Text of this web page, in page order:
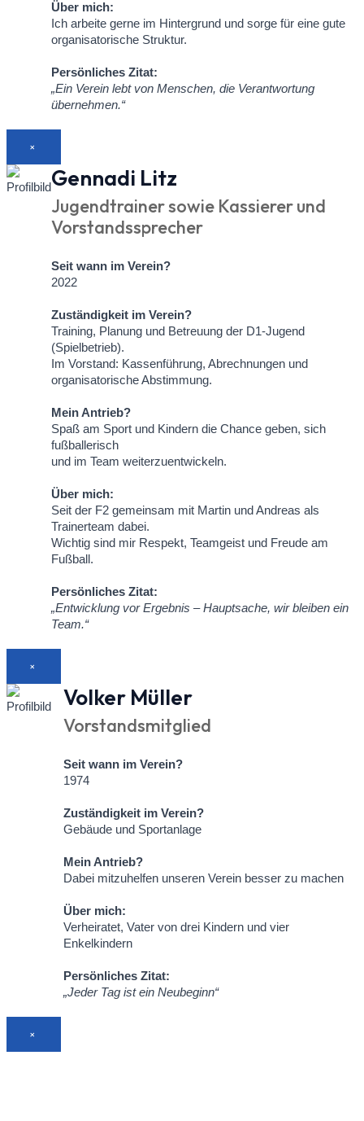
Über mich:
Ich arbeite gerne im Hintergrund und sorge für eine gute
organisatorische Struktur.
Persönliches Zitat:
„Ein Verein lebt von Menschen, die Verantwortung
übernehmen.“
×
Gennadi Litz
Jugendtrainer sowie Kassierer und
Vorstandssprecher
Seit wann im Verein?
2022
Zuständigkeit im Verein?
Training, Planung und Betreuung der D1-Jugend
(Spielbetrieb).
Im Vorstand: Kassenführung, Abrechnungen und
organisatorische Abstimmung.
Mein Antrieb?
Spaß am Sport und Kindern die Chance geben, sich
fußballerisch
und im Team weiterzuentwickeln.
Über mich:
Seit der F2 gemeinsam mit Martin und Andreas als
Trainerteam dabei.
Wichtig sind mir Respekt, Teamgeist und Freude am
Fußball.
Persönliches Zitat:
„Entwicklung vor Ergebnis – Hauptsache, wir bleiben ein
Team.“
×
Volker Müller
Vorstandsmitglied
Seit wann im Verein?
1974
Zuständigkeit im Verein?
Gebäude und Sportanlage
Mein Antrieb?
Dabei mitzuhelfen unseren Verein besser zu machen
Über mich:
Verheiratet, Vater von drei Kindern und vier
Enkelkindern
Persönliches Zitat:
„Jeder Tag ist ein Neubeginn“
×